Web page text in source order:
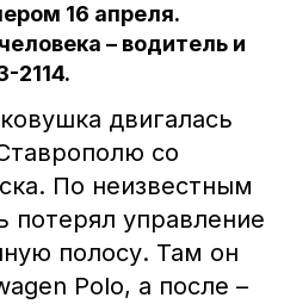
16 апреля.
– водитель и
2114.
двигалась
со
По неизвестным
потерял управление
полосу. Там он
Polo, а после –